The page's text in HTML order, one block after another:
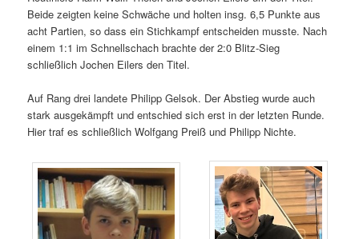
Beide zeigten keine Schwäche und holten insg. 6,5 Punkte aus
acht Partien, so dass ein Stichkampf entscheiden musste. Nach
einem 1:1 im Schnellschach brachte der 2:0 Blitz-Sieg
schließlich Jochen Eilers den Titel.
Auf Rang drei landete Philipp Gelsok. Der Abstieg wurde auch
stark ausgekämpft und entschied sich erst in der letzten Runde.
Hier traf es schließlich Wolfgang Preiß und Philipp Nichte.